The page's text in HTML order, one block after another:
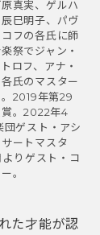
真実、ゲルハ
巳明子、パヴ
フの各氏に師
祭でジャン・
ロフ、アナ・
氏のマスター
2019年第29
。2022年4
ゲスト・アシ
ートマスタ
りゲスト・コ
。
た才能が認